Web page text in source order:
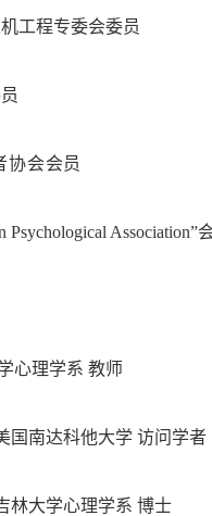
工程专委会委员
协会会员
Psychological Association”
心理学系 教师
国南达科他大学 访问学者
林大学心理学系 博士